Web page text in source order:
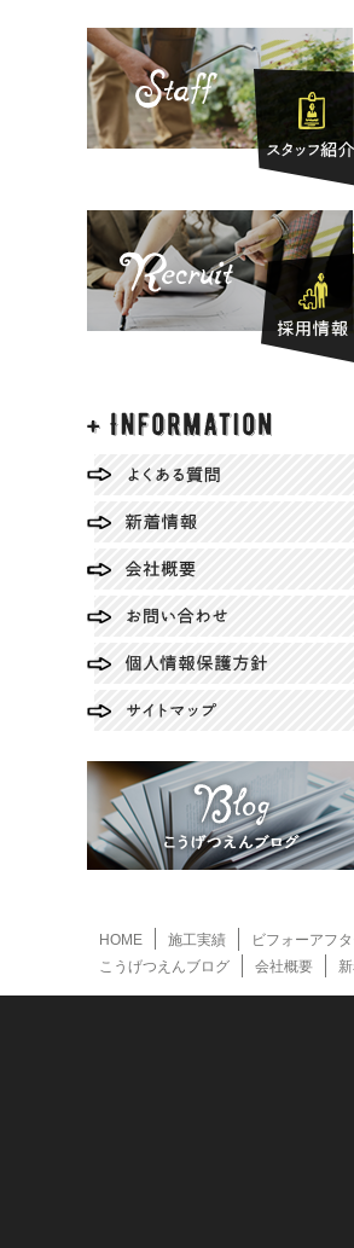
HOME 施工実績 ビフォーアフ
こうげつえんブログ
会社概要